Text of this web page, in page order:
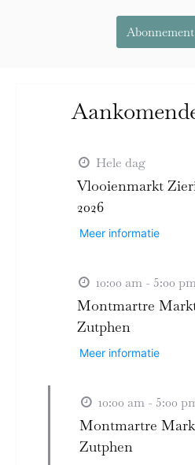
Abonnement
Hele dag
Vlooienmarkt
2026
Meer informatie
10:00 am - 5:00
Montmartre
Zutphen
Meer informatie
10:00 am - 5:00
Montmartre
Zutphen